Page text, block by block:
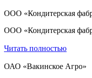
ООО «Кондитерская
ООО «Кондитерская
Читать полностью
ОАО «Вакинское Агро»